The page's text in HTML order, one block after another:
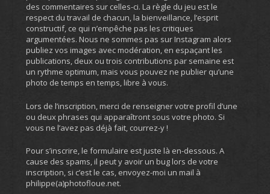
des commentaires sur celles-ci. La règle du jeu est le
respect du travail de chacun, la bienveillance, l’esprit
constructif, ce qui n’empêche pas les critiques
argumentées. Nous ne sommes pas sur Instagram alors
publiez vos images avec modération, en espaçant les
publications, deux ou trois contributions par semaine est
un rythme optimum, mais vous pouvez ne publier qu’une
photo de temps en temps, libre à vous.
Lors de l’inscription, merci de renseigner votre profil d’une
ou deux phrases qui apparaîtront sous votre photo. Si
vous ne l’avez pas déjà fait, courrez-y !
Pour s’inscrire, le formulaire est juste là en-dessous. A
cause des spams, il peut y avoir un bug lors de votre
inscription, si c’est le cas, envoyez-moi un mail à
philippe(a)photofloue.net.